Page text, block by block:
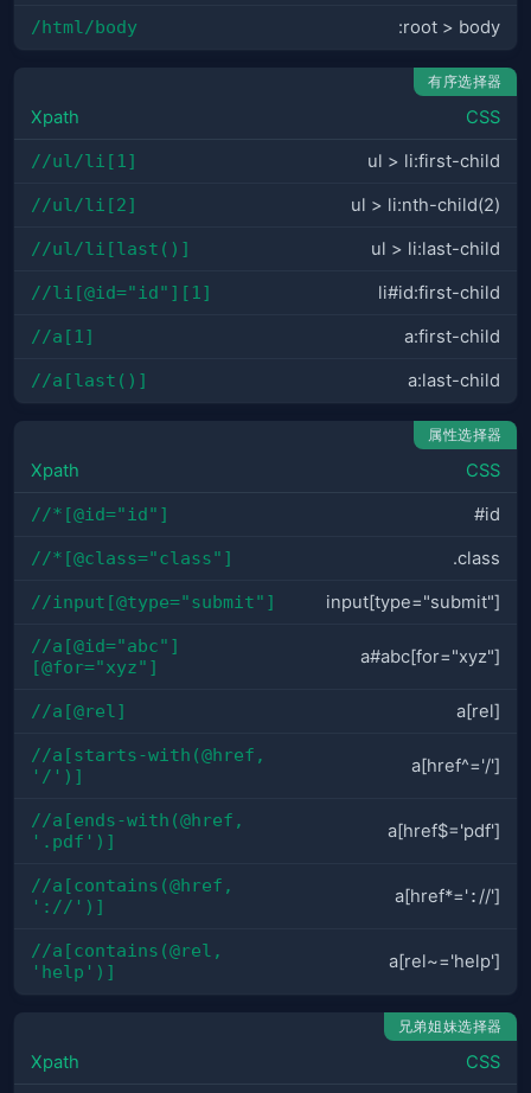
/html/body :root > body
有序选择器
Xpath CSS
//ul/li[1] ul > li:first-child
//ul/li[2] ul > li:nth-child(2)
//ul/li[last()] ul > li:last-child
//li[@id="id"][1] li#id:first-child
//a[1] a:first-child
//a[last()] a:last-child
属性选择器
Xpath CSS
//*[@id="id"] #id
//*[@class="class"] .class
//input[@type="submit"] input[type="submit"]
//a[@id="abc"]
[@for="xyz"]
a#abc[for="xyz"]
//a[@rel] a[rel]
//a[starts-with(@href,
'/')]
a[href^='/']
//a[ends-with(@href,
'.pdf')]
a[href$='pdf']
//a[contains(@href,
'://')]
a[href*=': //']
//a[contains(@rel,
'help')]
a[rel~='help']
兄弟姐妹选择器
Xpath CSS